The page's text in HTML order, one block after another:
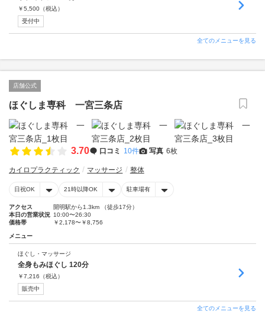
￥5,500 （税込）
受付中
全てのメニューを見る
店舗公式
ほぐしま専科 一宮三条店
3.70 口コミ 10件 写真 6枚
カイロプラクティック マッサージ 整体
日祝OK 21時以降OK 駐車場有
アクセス
開明駅から1.3km （徒歩17分）
本日の営業状況 10:00〜26:30
価格帯
￥2,178〜￥8,756
メニュー
ほぐし・マッサージ
全身もみほぐし 120分
￥7,216 （税込）
販売中
全てのメニューを見る